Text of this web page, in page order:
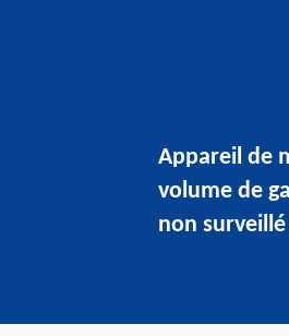
Appareil de
volume de
non surveillé